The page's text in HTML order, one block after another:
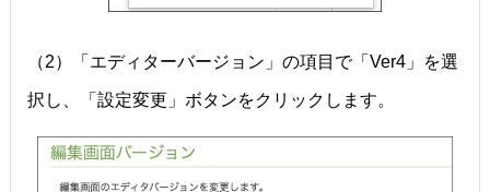
（2）「エディターバージョン」の項目で「Ver4」を選
択し、「設定変更」ボタンをクリックします。